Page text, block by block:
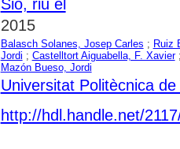
Sió, riu el
2015
Balasch Solanes, Josep Carles ; Ruiz
Jordi ; Castelltort Aiguabella, F. Xavier
Mazón Bueso, Jordi
Universitat Politècnica
http://hdl.handle.net/